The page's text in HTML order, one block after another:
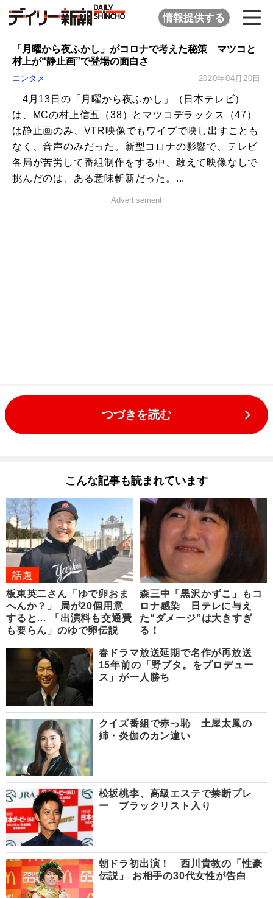
情報提供する
「月曜から夜ふかし」がコロナで考えた秘策 マツコと
村上が“静止画”で登場の面白さ
エンタメ 2020年04月20日
4月13日の「月曜から夜ふかし」（日本テレビ）
は、MCの村上信五（38）とマツコデラックス（47）
は静止画のみ、VTR映像でもワイプで映し出すことも
なく、音声のみだった。新型コロナの影響で、テレビ
各局が苦労して番組制作をする中、敢えて映像なしで
挑んだのは、ある意味斬新だった。...
Advertisement
つづきを読む
こんな記事も読まれています
話題
板東英二さん「ゆで卵おま
へんか？」 局が20個用意
すると… 「出演料も交通費
も要らん」のゆで卵伝説
森三中「黒沢かずこ」もコ
ロナ感染 日テレに与え
た“ダメージ”は大きすぎ
る！
春ドラマ放送延期で名作が再放送
15年前の「野ブタ。をプロデュー
ス」が一人勝ち
クイズ番組で赤っ恥 土屋太鳳の
姉・炎伽のカン違い
松坂桃李、高級エステで禁断プレ
ー ブラックリスト入り
朝ドラ初出演！ 西川貴教の「性豪
伝説」 お相手の30代女性が告白